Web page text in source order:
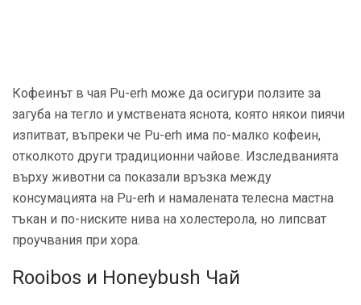
Кофеинът в чая Pu-erh може да осигури ползите за
загуба на тегло и умствената яснота, която някои пиячи
изпитват, въпреки че Pu-erh има по-малко кофеин,
отколкото други традиционни чайове. Изследванията
върху животни са показали връзка между
консумацията на Pu-erh и намалената телесна мастна
тъкан и по-ниските нива на холестерола, но липсват
проучвания при хора.
Rooibos и Honeybush Чай